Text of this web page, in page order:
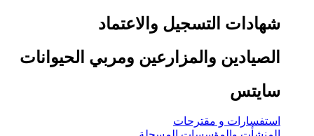
شهادات التسجيل والاعتماد
الصيادين والمزارعين ومربي الحيوانات
سايتس
استفسارات و مقترحات